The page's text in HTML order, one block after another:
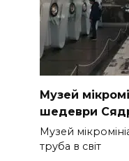
Музей
шедеври
Музей
труба в світ